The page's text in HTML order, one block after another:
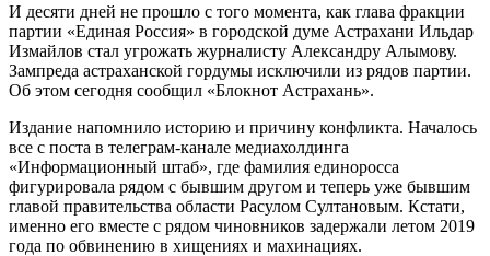
И десяти дней не прошло с того момента, как глава фракции
партии «Единая Россия» в городской думе Астрахани Ильдар
Измайлов стал угрожать журналисту Александру Алымову.
Зампреда астраханской гордумы исключили из рядов партии.
Об этом сегодня сообщил «Блокнот Астрахань».
Издание напомнило историю и причину конфликта. Началось
все с поста в телеграм-канале медиахолдинга
«Информационный штаб», где фамилия единоросса
фигурировала рядом с бывшим другом и теперь уже бывшим
главой правительства области Расулом Султановым. Кстати,
именно его вместе с рядом чиновников задержали летом 2019
года по обвинению в хищениях и махинациях.